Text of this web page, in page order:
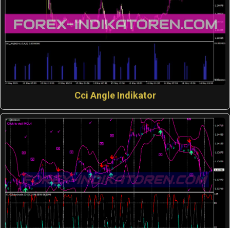
Cci Angle Indikator